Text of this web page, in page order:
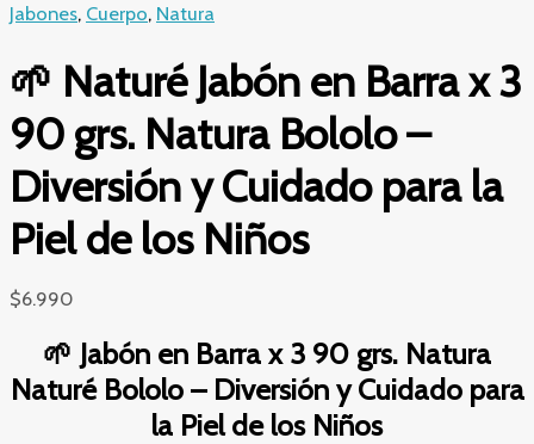
Jabones, Cuerpo, Natura
🌱 Naturé Jabón en Barra x 3
90 grs. Natura Bololo –
Diversión y Cuidado para la
Piel de los Niños
$6.990
🌱 Jabón en Barra x 3 90 grs. Natura
Naturé Bololo – Diversión y Cuidado para
la Piel de los Niños